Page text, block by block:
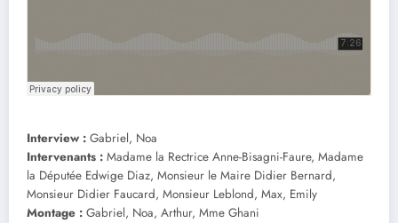
Interview : Gabriel, Noa
Intervenants : Madame la Rectrice Anne-Bisagni-Faure, Madame
la Députée Edwige Diaz, Monsieur le Maire Didier Bernard,
Monsieur Didier Faucard, Monsieur Leblond, Max, Emily
Montage : Gabriel, Noa, Arthur, Mme Ghani